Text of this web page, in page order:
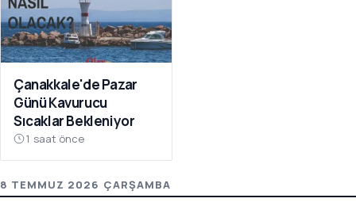
Çanakkale'de Pazar
Günü Kavurucu
Sıcaklar Bekleniyor
1 saat önce
8 TEMMUZ 2026 ÇARŞAMBA